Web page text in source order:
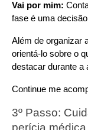
Vai por mim:
fase é uma
Além de organizar
orientá-lo sobre o
destacar durante a
Continue me
3º Passo:
perícia médica